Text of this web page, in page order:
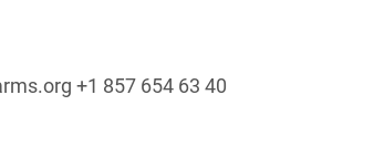
+1 857 654 63 40